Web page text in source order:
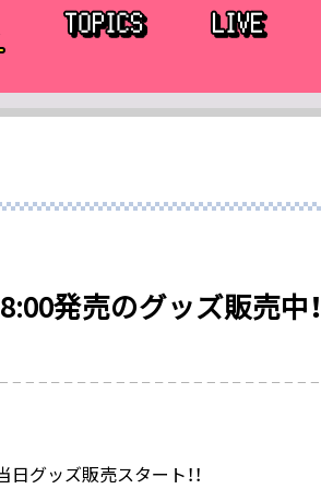
発売のグッズ販売中！
グッズ販売スタート！！